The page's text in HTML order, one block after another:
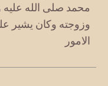
محمد صلى الله عليه
وزوجته وكان يشير
الامور